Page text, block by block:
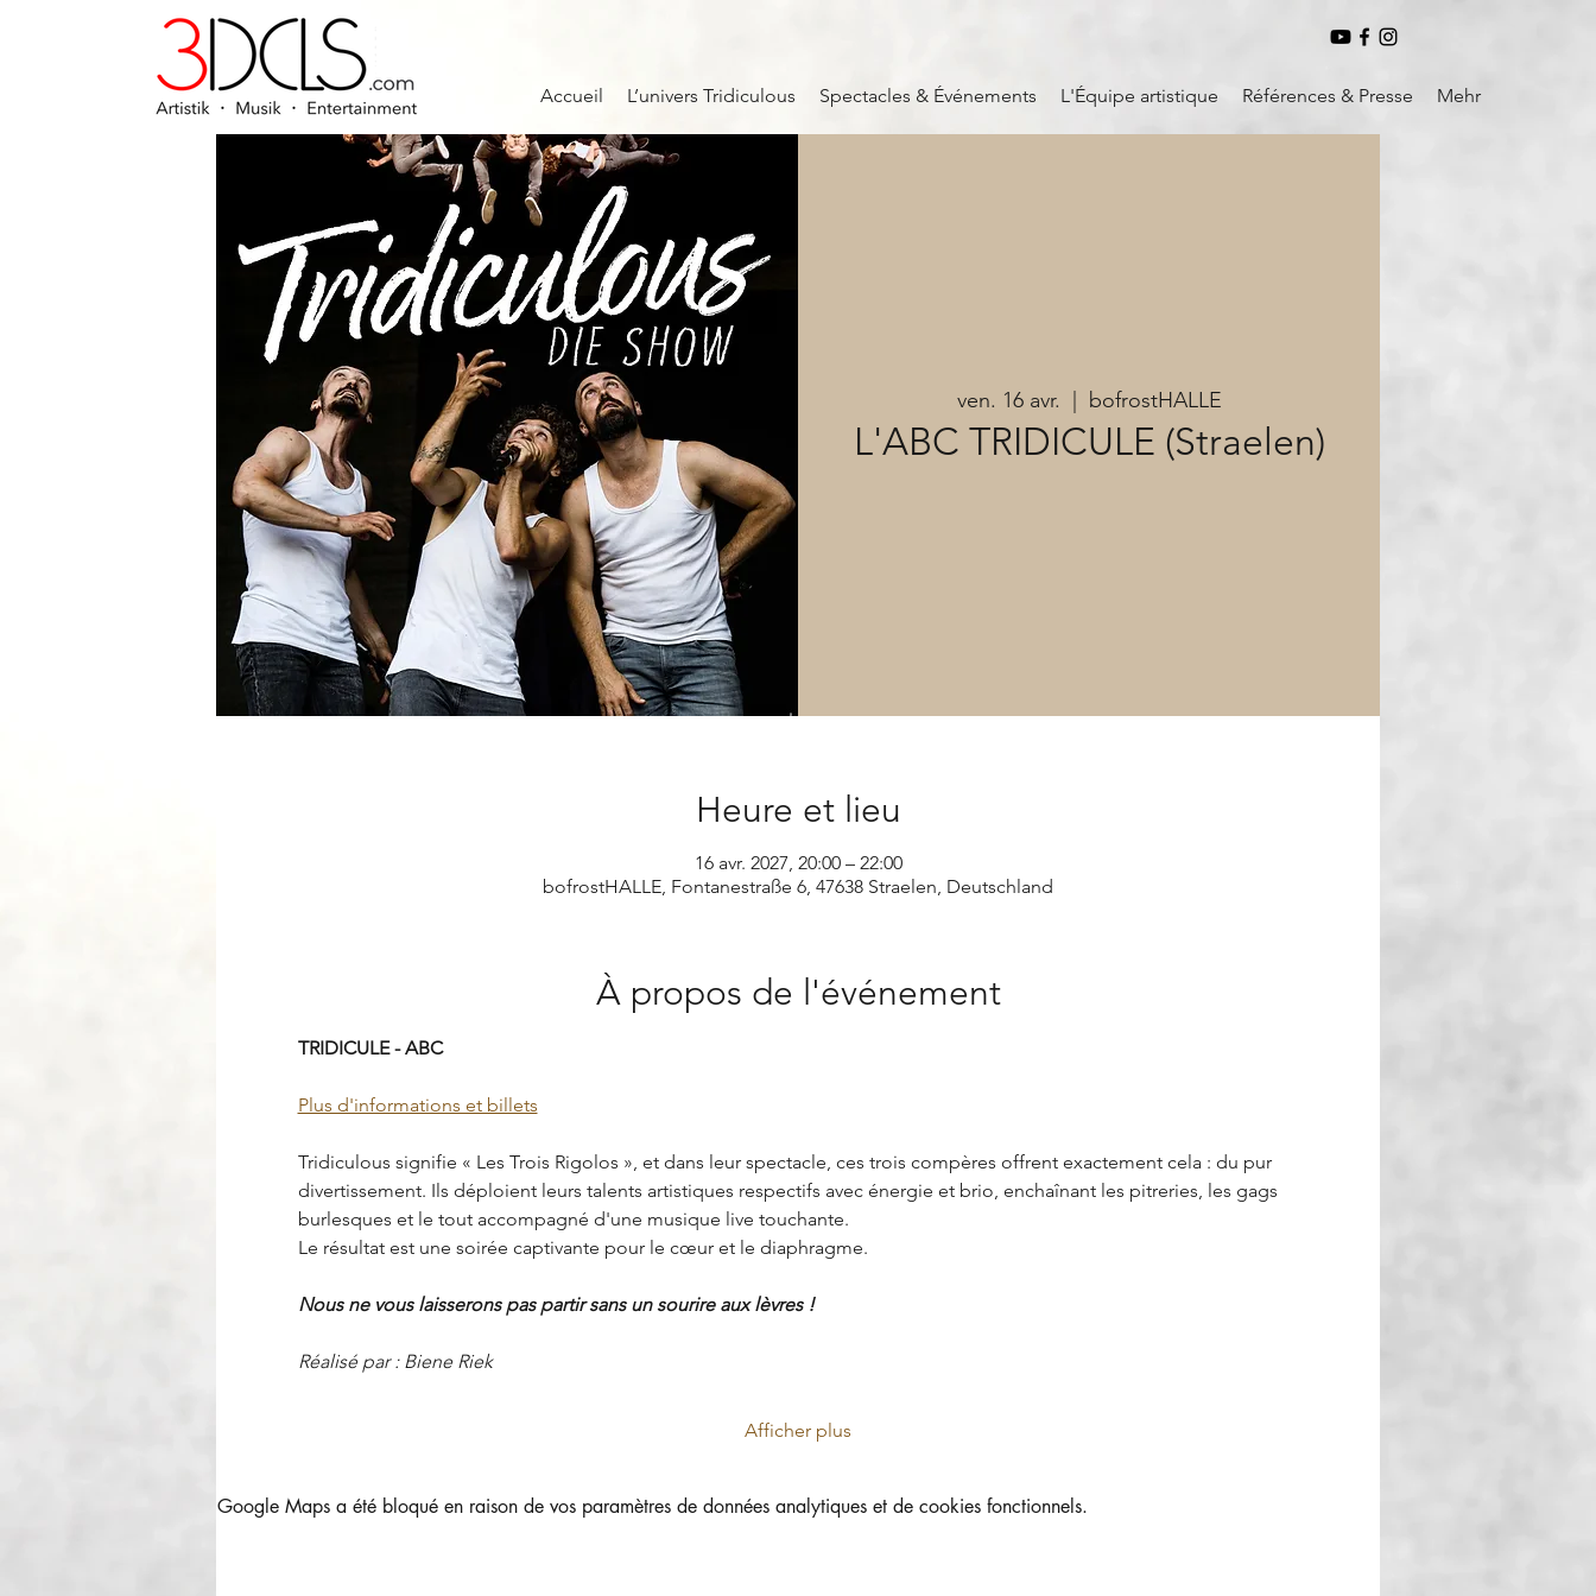
Accueil L’univers Tridiculous Spectacles & Événements L'Équipe artistique Références & Presse Mehr
ven. 16 avr.
  |
bofrostHALLE
L'ABC TRIDICULE (Straelen)
Heure et lieu
16 avr. 2027, 20:00 – 22:00
bofrostHALLE, Fontanestraße 6, 47638 Straelen, Deutschland
À propos de l'événement
TRIDICULE - ABC
Plus d'informations et billets
Tridiculous signifie « Les Trois Rigolos », et dans leur spectacle, ces trois compères offrent exactement cela : du pur
divertissement. Ils déploient leurs talents artistiques respectifs avec énergie et brio, enchaînant les pitreries, les gags
burlesques et le tout accompagné d'une musique live touchante.
Le résultat est une soirée captivante pour le cœur et le diaphragme.
Nous ne vous laisserons pas partir sans un sourire aux lèvres !
Réalisé par : Biene Riek
Afficher plus
Google Maps a été bloqué en raison de vos paramètres de données analytiques et de cookies fonctionnels.